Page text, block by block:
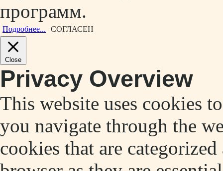
программ.
Подробнее... СОГЛАСЕН
Close
Privacy Overview
This website uses cookies
you navigate through the
cookies that are